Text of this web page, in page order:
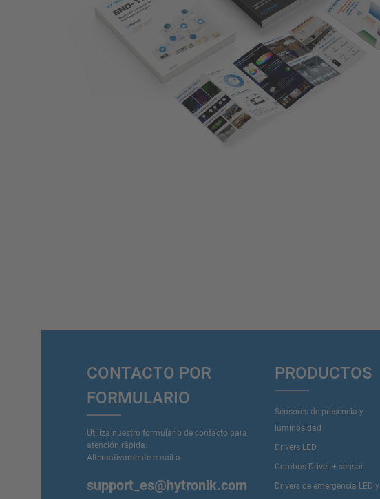
CONTACTO POR
FORMULARIO
Utiliza nuestro formulario de contacto para
atención rápida.
Alternativamente email a:
support_es@hytronik.com
PRODUCTOS
Sensores de presencia y
luminosidad
Drivers LED
Combos Driver + sensor
Drivers de emergencia LED y